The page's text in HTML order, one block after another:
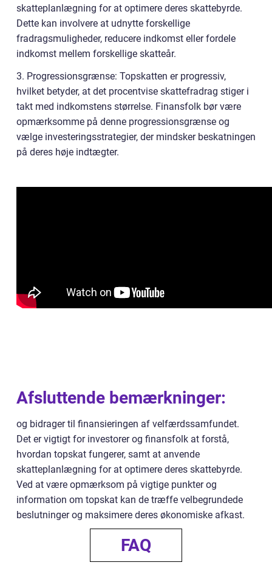
skatteplanlægning for at optimere deres skattebyrde.
Dette kan involvere at udnytte forskellige
fradragsmuligheder, reducere indkomst eller fordele
indkomst mellem forskellige skatteår.
3. Progressionsgrænse: Topskatten er progressiv,
hvilket betyder, at det procentvise skattefradrag stiger i
takt med indkomstens størrelse. Finansfolk bør være
opmærksomme på denne progressionsgrænse og
vælge investeringsstrategier, der mindsker beskatningen
på deres høje indtægter.
Afsluttende bemærkninger:
og bidrager til finansieringen af velfærdssamfundet.
Det er vigtigt for investorer og finansfolk at forstå,
hvordan topskat fungerer, samt at anvende
skatteplanlægning for at optimere deres skattebyrde.
Ved at være opmærksom på vigtige punkter og
information om topskat kan de træffe velbegrundede
beslutninger og maksimere deres økonomiske afkast.
FAQ